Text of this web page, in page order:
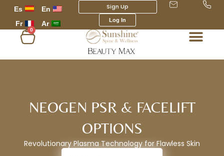
Sign Up
Es
0
NEOGEN PSR &
OPTIONS
Revolutionary Plasma Technology for